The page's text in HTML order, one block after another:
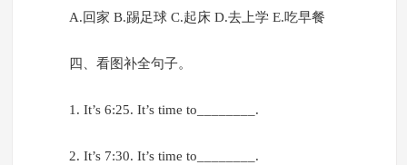
A.回家 B.踢足球 C.起床 D.去上学 E.吃早餐
四、看图补全句子。
1. It’s 6:25. It’s time to________.
2. It’s 7:30. It’s time to________.